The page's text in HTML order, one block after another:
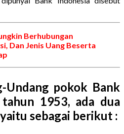
Berhubungan
Dan Jenis Uang Beserta
Undang pokok Bank
1953, ada dua
sebagai berikut :